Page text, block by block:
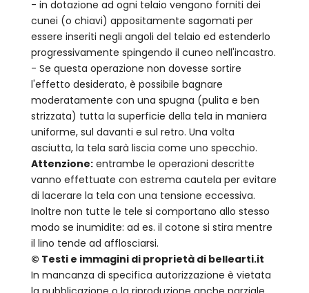
- in dotazione ad ogni telaio vengono forniti dei
cunei (o chiavi) appositamente sagomati per
essere inseriti negli angoli del telaio ed estenderlo
progressivamente spingendo il cuneo nell'incastro.
- Se questa operazione non dovesse sortire
l'effetto desiderato, è possibile bagnare
moderatamente con una spugna (pulita e ben
strizzata) tutta la superficie della tela in maniera
uniforme, sul davanti e sul retro. Una volta
asciutta, la tela sarà liscia come uno specchio.
Attenzione: entrambe le operazioni descritte
vanno effettuate con estrema cautela per evitare
di lacerare la tela con una tensione eccessiva.
Inoltre non tutte le tele si comportano allo stesso
modo se inumidite: ad es. il cotone si stira mentre
il lino tende ad afflosciarsi.
© Testi e immagini di proprietà di bellearti.it
In mancanza di specifica autorizzazione è vietata